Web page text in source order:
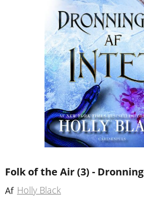
Folk of the Air (3) -
Af Holly Black